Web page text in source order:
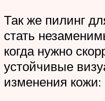
Так же пилинг
стать
когда нужно
устойчивые
изменения кожи: